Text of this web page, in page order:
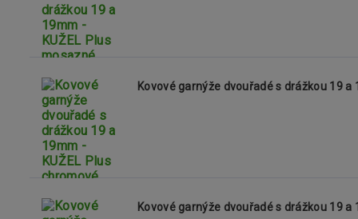
Kovové garnýže dvouřadé s drážkou 19 a
Kovové garnýže dvouřadé s drážkou 19 a